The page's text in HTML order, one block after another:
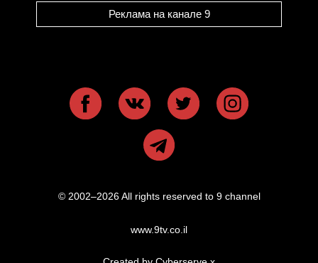
Реклама на канале 9
© 2002–2026 All rights reserved to 9 channel
www.9tv.co.il